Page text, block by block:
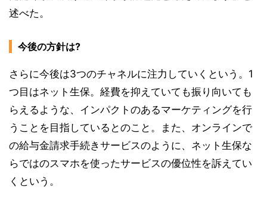
述べた。
今後の方針は?
さらに今後は3つのチャネルに注力していくという。1
つ目はネット生保。経費を抑えていても振り向いても
らえるような、インパクトのあるマーケティングを行
うことを目指しているとのこと。また、オンラインで
の給与金請求手続きサービスのように、ネット生保な
らではのスマホを使ったサービスの優位性を訴えてい
くという。